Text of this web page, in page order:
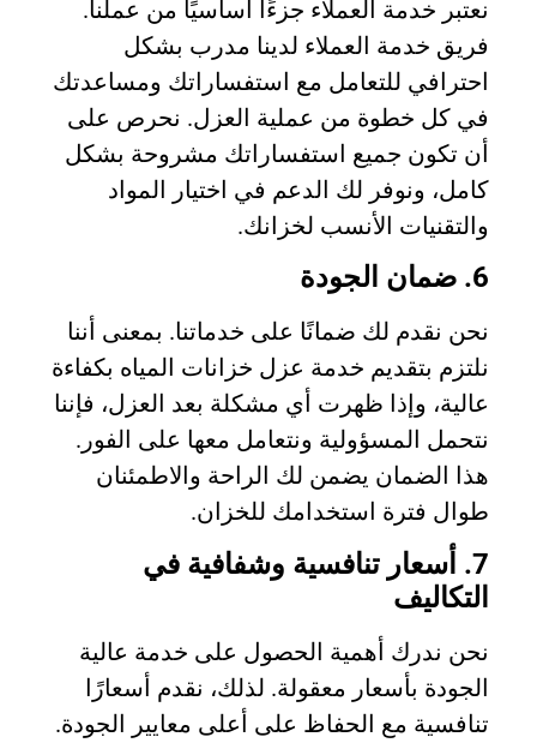
نعتبر خدمة العملاء جزءًا أساسيًا من عملنا.
فريق خدمة العملاء لدينا مدرب بشكل
احترافي للتعامل مع استفساراتك ومساعدتك
في كل خطوة من عملية العزل. نحرص على
أن تكون جميع استفساراتك مشروحة بشكل
كامل، ونوفر لك الدعم في اختيار المواد
والتقنيات الأنسب لخزانك.
6. ضمان الجودة
نحن نقدم لك ضمانًا على خدماتنا. بمعنى أننا
نلتزم بتقديم خدمة عزل خزانات المياه بكفاءة
عالية، وإذا ظهرت أي مشكلة بعد العزل، فإننا
نتحمل المسؤولية ونتعامل معها على الفور.
هذا الضمان يضمن لك الراحة والاطمئنان
طوال فترة استخدامك للخزان.
7. أسعار تنافسية وشفافية في
التكاليف
نحن ندرك أهمية الحصول على خدمة عالية
الجودة بأسعار معقولة. لذلك، نقدم أسعارًا
تنافسية مع الحفاظ على أعلى معايير الجودة.